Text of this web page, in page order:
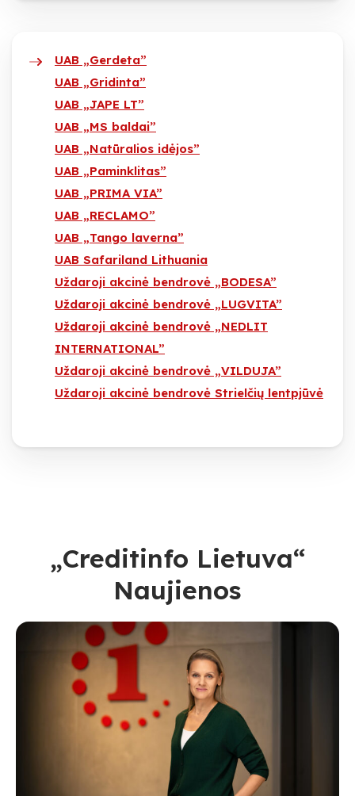
UAB „Gerdeta”
UAB „Gridinta”
UAB „JAPE LT”
UAB „MS baldai”
UAB „Natūralios idėjos”
UAB „Paminklitas”
UAB „PRIMA VIA”
UAB „RECLAMO”
UAB „Tango laverna”
UAB Safariland Lithuania
Uždaroji akcinė bendrovė „BODESA”
Uždaroji akcinė bendrovė „LUGVITA”
Uždaroji akcinė bendrovė „NEDLIT
INTERNATIONAL”
Uždaroji akcinė bendrovė „VILDUJA”
Uždaroji akcinė bendrovė Strielčių lentpjūvė
„Creditinfo Lietuva“
Naujienos